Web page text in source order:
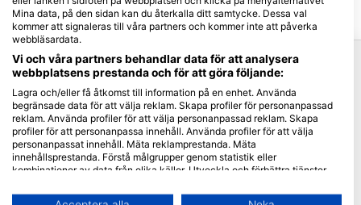
Populära resmål
Thailand
Egypten
Spanien
Indonesien
Florida
Mina data, på den sidan kan du återkalla ditt samtycke. Dessa val
kommer att signaleras till våra partners och kommer inte att påverka
webbläsardata.
Vi och våra partners behandlar data för att analysera
webbplatsens prestanda och för att göra följande:
Lagra och/eller få åtkomst till information på en enhet. Använda
begränsade data för att välja reklam. Skapa profiler för personanpassad
reklam. Använda profiler för att välja personanpassad reklam. Skapa
profiler för att personanpassa innehåll. Använda profiler för att välja
personanpassat innehåll. Mäta reklamprestanda. Mäta
innehållsprestanda. Förstå målgrupper genom statistik eller
kombinationer av data från olika källor. Utveckla och förbättra tjänster.
Du hittar mer information om hur Google använder data här: